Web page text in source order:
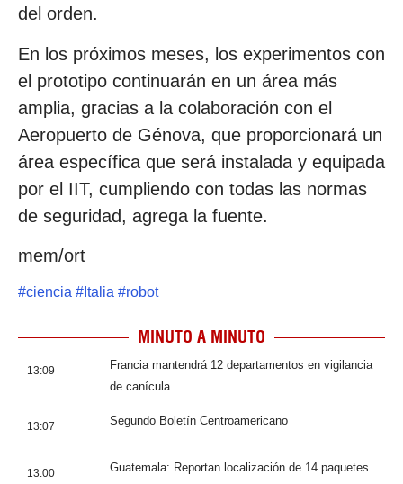
del orden.
En los próximos meses, los experimentos con
el prototipo continuarán en un área más
amplia, gracias a la colaboración con el
Aeropuerto de Génova, que proporcionará un
área específica que será instalada y equipada
por el IIT, cumpliendo con todas las normas
de seguridad, agrega la fuente.
mem/ort
#ciencia # Italia #robot
MINUTO A MINUTO
13:09
Francia mantendrá 12 departamentos en vigilancia
de canícula
13:07 Segundo Boletín Centroamericano
13:00
Guatemala: Reportan localización de 14 paquetes